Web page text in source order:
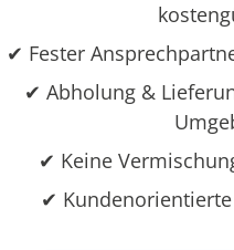
✔ Fester
✔ Abholung &
✔ Keine
✔